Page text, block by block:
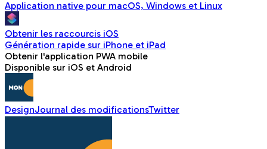
Application native pour macOS, Windows et Linux
Obtenir les raccourcis iOS
Génération rapide sur iPhone et iPad
Obtenir l'application PWA mobile
Disponible sur iOS et Android
DesignJournal des modificationsTwitter